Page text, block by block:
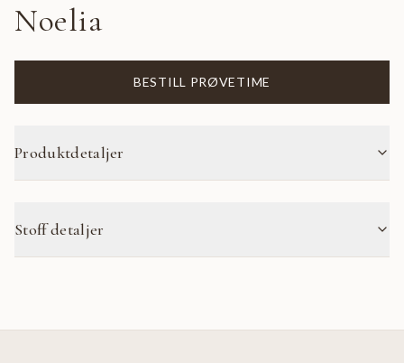
Noelia
BESTILL PRØVETIME
Produktdetaljer
Stoff detaljer